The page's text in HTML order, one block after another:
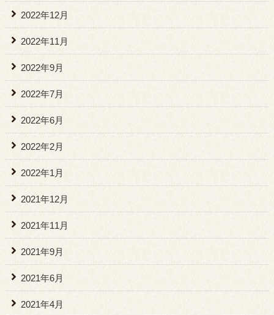
2022年12月
2022年11月
2022年9月
2022年7月
2022年6月
2022年2月
2022年1月
2021年12月
2021年11月
2021年9月
2021年6月
2021年4月